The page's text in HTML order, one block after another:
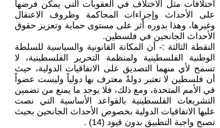
اختلافات مثل الاختلاف في العقوبات التي يمكن فرضها
على الأحداث وإجراءات المحاكمة وظروف الاعتقال
وغيرها، وهذا بدوره أثر على مستوى حماية وتعزيز حقوق
الأحداث الجانحين في فلسطين.
النقطة الثالثة :- أن المكانة القانونية والسياسية للسلطة
الوطنية الفلسطينية ولمنظمة التحرير الفلسطينية، لا
تسمح لأي منهما التصديق على الاتفاقيات الدولية، حيث
أن فلسطين لا تعتبر دولةً معترف بها دولياً وليست عضواً
في الأمم المتحدة، ومع ذلك، فلا يوجد ما يمنع من تضمين
التشريعات الفلسطينية بالقواعد الأساسية التي نصت
عليها الاتفاقيات الدولية بخصوص الأحداث الجانحين بحيث
تصبح واجبة التطبيق بدون قيود (14) .